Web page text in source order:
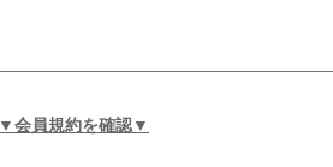
▼会員規約を確認▼